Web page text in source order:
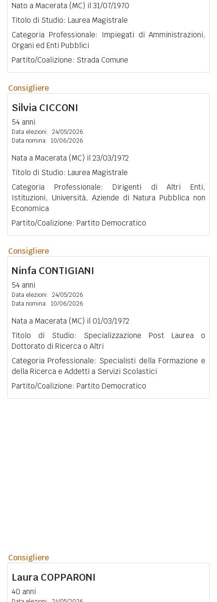
Nato a Macerata (MC) il 31/07/1970
Titolo di Studio: Laurea Magistrale
Categoria Professionale: Impiegati di Amministrazioni,
Organi ed Enti Pubblici
Partito/Coalizione: Strada Comune
Consigliere
Silvia CICCONI
54 anni
Data elezioni: 24/05/2026
Data nomina: 10/06/2026
Nata a Macerata (MC) il 23/03/1972
Titolo di Studio: Laurea Magistrale
Categoria Professionale: Dirigenti di Altri Enti,
Istituzioni, Università, Aziende di Natura Pubblica non
Economica
Partito/Coalizione: Partito Democratico
Consigliere
Ninfa CONTIGIANI
54 anni
Data elezioni: 24/05/2026
Data nomina: 10/06/2026
Nata a Macerata (MC) il 01/03/1972
Titolo di Studio: Specializzazione Post Laurea o
Dottorato di Ricerca o Altri
Categoria Professionale: Specialisti della Formazione e
della Ricerca e Addetti a Servizi Scolastici
Partito/Coalizione: Partito Democratico
Consigliere
Laura COPPARONI
40 anni